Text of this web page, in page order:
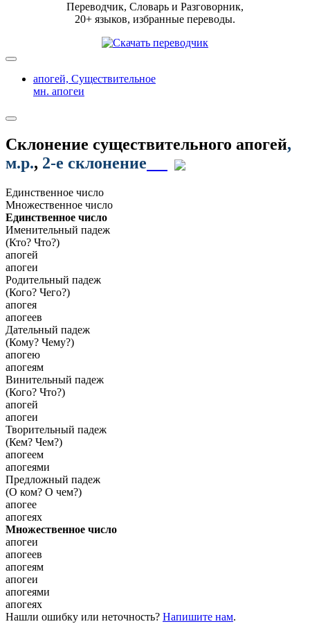
Переводчик, Словарь и Разговорник,
20+ языков, избранные переводы.
апогей, Существительное
мн. апогеи
Склонение существительного апогей,
м.р., 2-е склонение
Единственное число
Множественное число
Единственное число
Именительный падеж
(Кто? Что?)
апогей
апогеи
Родительный падеж
(Кого? Чего?)
апогея
апогеев
Дательный падеж
(Кому? Чему?)
апогею
апогеям
Винительный падеж
(Кого? Что?)
апогей
апогеи
Творительный падеж
(Кем? Чем?)
апогеем
апогеями
Предложный падеж
(О ком? О чем?)
апогее
апогеях
Множественное число
апогеи
апогеев
апогеям
апогеи
апогеями
апогеях
Нашли ошибку или неточность? Напишите нам.